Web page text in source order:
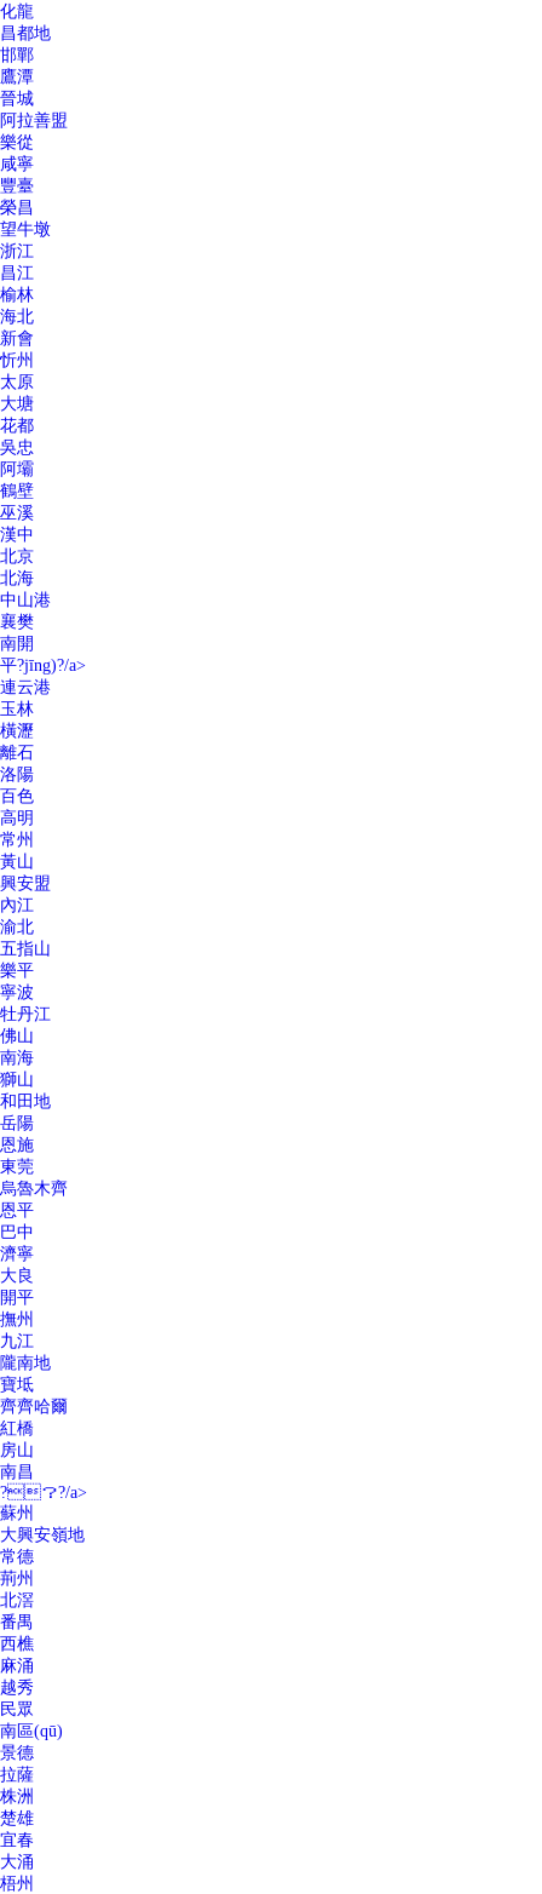
化龍
昌都地
邯鄲
鷹潭
晉城
阿拉善盟
樂從
咸寧
豐臺
榮昌
望牛墩
浙江
昌江
榆林
海北
新會
忻州
太原
大塘
花都
吳忠
阿壩
鶴壁
巫溪
漢中
北京
北海
中山港
襄樊
南開
平?jīng)?/a>
連云港
玉林
橫瀝
離石
洛陽
百色
高明
常州
黃山
興安盟
內江
渝北
五指山
樂平
寧波
牡丹江
佛山
南海
獅山
和田地
岳陽
恩施
東莞
烏魯木齊
恩平
巴中
濟寧
大良
開平
撫州
九江
隴南地
寶坻
齊齊哈爾
紅橋
房山
南昌
?？?/a>
蘇州
大興安嶺地
常德
荊州
北滘
番禺
西樵
麻涌
越秀
民眾
南區(qū)
景德
拉薩
株洲
楚雄
宜春
大涌
梧州